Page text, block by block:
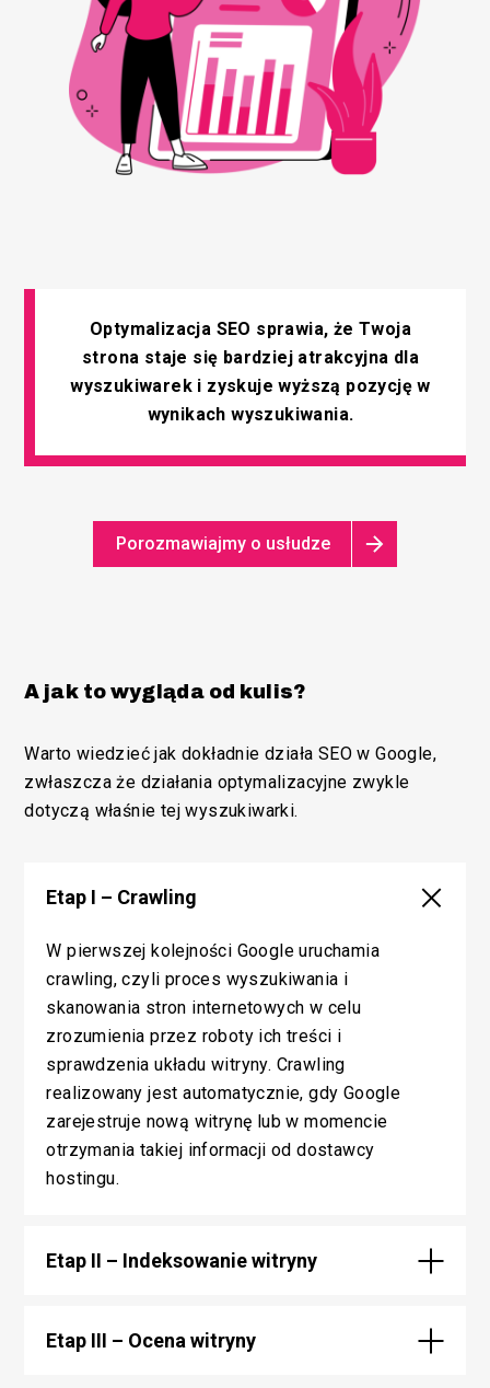
Optymalizacja SEO sprawia, że Twoja
strona staje się bardziej atrakcyjna dla
wyszukiwarek i zyskuje wyższą pozycję w
wynikach wyszukiwania.
Porozmawiajmy o usłudze
A jak to wygląda od kulis?
Warto wiedzieć jak dokładnie działa SEO w Google,
zwłaszcza że działania optymalizacyjne zwykle
dotyczą właśnie tej wyszukiwarki.
Etap I – Crawling
W pierwszej kolejności Google uruchamia
crawling, czyli proces wyszukiwania i
skanowania stron internetowych w celu
zrozumienia przez roboty ich treści i
sprawdzenia układu witryny. Crawling
realizowany jest automatycznie, gdy Google
zarejestruje nową witrynę lub w momencie
otrzymania takiej informacji od dostawcy
hostingu.
Etap II – Indeksowanie witryny
Etap III – Ocena witryny